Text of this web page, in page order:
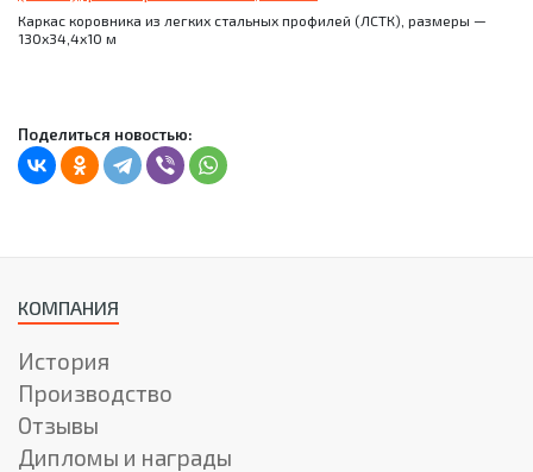
Каркас коровника из легких стальных профилей (ЛСТК), размеры —
130х34,4х10 м
Поделиться новостью:
КОМПАНИЯ
История
Производство
Отзывы
Дипломы и награды